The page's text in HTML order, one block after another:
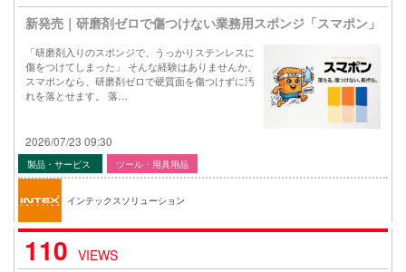
新発売｜研磨剤ゼロで傷つけない業務用スポンジ「スマポン」
「研磨剤入りのスポンジで、うっかりステンレスに
傷をつけてしまった」 そんな経験はありませんか。
スマポンなら、研磨剤ゼロで硬質面を傷つけずに汚
れを落とせます。 落…
2026/07/23 09:30
製品・サービス ツール・用具用品
インテックスソリューション
110 VIEWS